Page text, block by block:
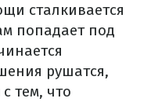
сталкивается
попадает под
рушатся,
тем, что